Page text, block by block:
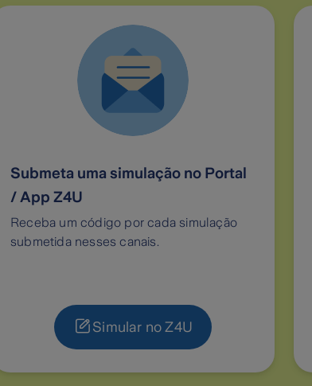
Submeta uma simulação no Portal
/ App Z4U
Receba um código por cada simulação
submetida nesses canais.
Simular no Z4U